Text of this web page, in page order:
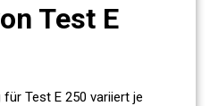
Test E
Test E 250 variiert je